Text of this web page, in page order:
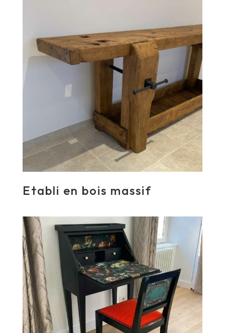
Etabli en bois massif